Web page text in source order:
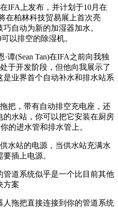
上发布，并计划于10月在
在柏林科技贸易展上首次亮
自动为新的加湿器加水。
以排空的除湿机。
(Sean Tan)在IFA之前向我独
于开发阶段，但他向我展示了
业界首个自动补水和排水站系
，带有自动排空充电座，还
水站，你可以把它安装在厨房
的进水管和排水管上。
站的电源，当供水站充满水
插上电源。
道系统似乎是一个比目前其他
方案
拖把直接连接到你的管道系统